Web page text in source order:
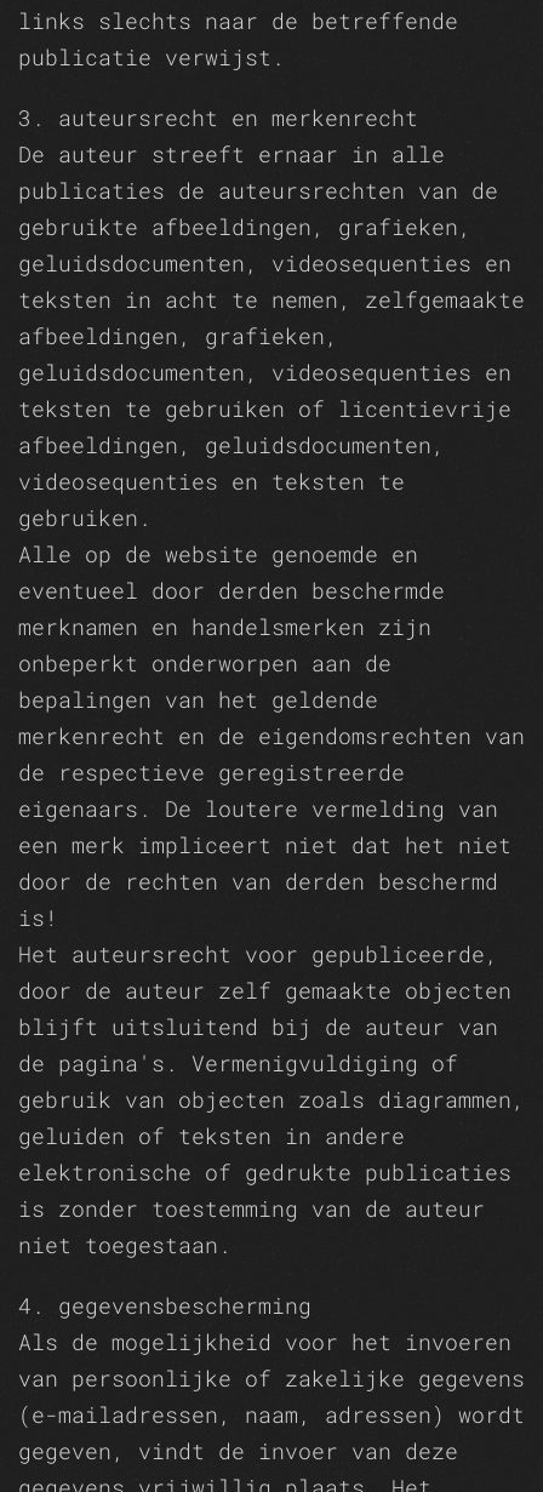
links slechts naar de betreffende
publicatie verwijst.
3. auteursrecht en merkenrecht
De auteur streeft ernaar in alle
publicaties de auteursrechten van de
gebruikte afbeeldingen, grafieken,
geluidsdocumenten, videosequenties en
teksten in acht te nemen, zelfgemaakte
afbeeldingen, grafieken,
geluidsdocumenten, videosequenties en
teksten te gebruiken of licentievrije
afbeeldingen, geluidsdocumenten,
videosequenties en teksten te
gebruiken.
Alle op de website genoemde en
eventueel door derden beschermde
merknamen en handelsmerken zijn
onbeperkt onderworpen aan de
bepalingen van het geldende
merkenrecht en de eigendomsrechten van
de respectieve geregistreerde
eigenaars. De loutere vermelding van
een merk impliceert niet dat het niet
door de rechten van derden beschermd
is!
Het auteursrecht voor gepubliceerde,
door de auteur zelf gemaakte objecten
blijft uitsluitend bij de auteur van
de pagina's. Vermenigvuldiging of
gebruik van objecten zoals diagrammen,
geluiden of teksten in andere
elektronische of gedrukte publicaties
is zonder toestemming van de auteur
niet toegestaan.
4. gegevensbescherming
Als de mogelijkheid voor het invoeren
van persoonlijke of zakelijke gegevens
(e-mailadressen, naam, adressen) wordt
gegeven, vindt de invoer van deze